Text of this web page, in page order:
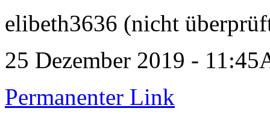
elibeth3636 (nicht
25 Dezember 2019 -
Permanenter Link